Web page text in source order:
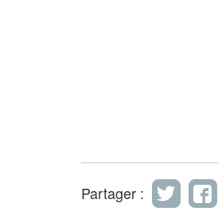
Partager :